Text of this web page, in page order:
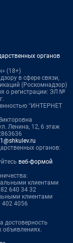
органов
(18+)
в сфере связи,
(Роскомнадзор)
о регистрации: ЭЛ №
"ИНТЕРНЕТ
Ленина, 12, 6 этаж
органов:
веб-формой
клиентами
640 34 32
клиентами
402 4056
достоверность